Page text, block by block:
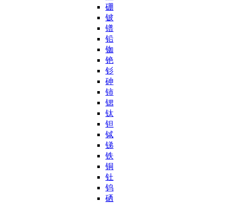
硼
铍
镨
铅
铷
铯
钐
砷
铈
锶
钛
钽
铽
锑
铁
铜
钍
钨
硒